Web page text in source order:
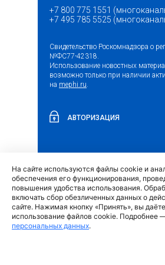
+7 800 775 1551
+7 495 785 5525
Свидетельство Роскомнадзора о
№ФС77-42318.
Использование новостных
возможно только при наличии
на mephi.ru.
АВТОРИЗАЦИЯ
Обращение граждан и организаций
Политика обработки
На сайте используются файлы cookie и
обеспечения его функционирования,
повышения удобства использования.
включать сбор обезличенных данных о
сайте. Нажимая кнопку «Принять», вы
использование файлов cookie. Подробнее
персональных данных.